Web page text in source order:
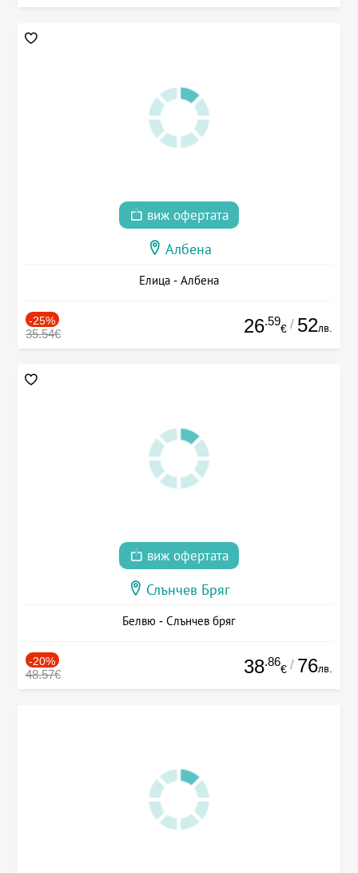
виж офертата
Албена
Елица - Албена
-25%
35.54€ 26.59
€ / 52лв.
виж офертата
Слънчев Бряг
Белвю - Слънчев бряг
-20%
48.57€ 38.86
€ / 76лв.